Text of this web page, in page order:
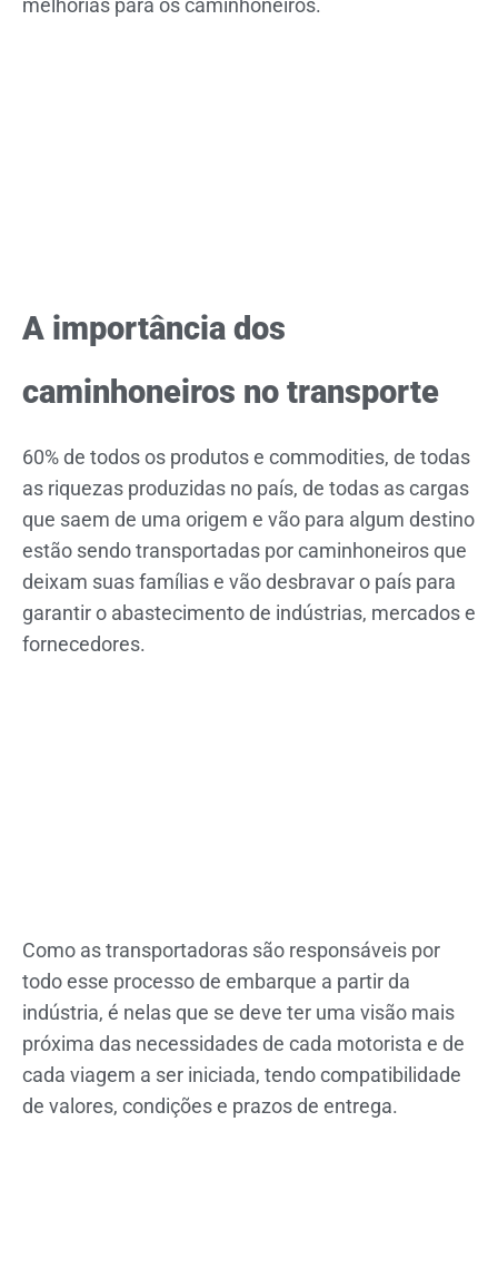
melhorias para os caminhoneiros.
A importância dos
caminhoneiros no transporte
60% de todos os produtos e commodities, de todas
as riquezas produzidas no país, de todas as cargas
que saem de uma origem e vão para algum destino
estão sendo transportadas por caminhoneiros que
deixam suas famílias e vão desbravar o país para
garantir o abastecimento de indústrias, mercados e
fornecedores.
Como as transportadoras são responsáveis por
todo esse processo de embarque a partir da
indústria, é nelas que se deve ter uma visão mais
próxima das necessidades de cada motorista e de
cada viagem a ser iniciada, tendo compatibilidade
de valores, condições e prazos de entrega.